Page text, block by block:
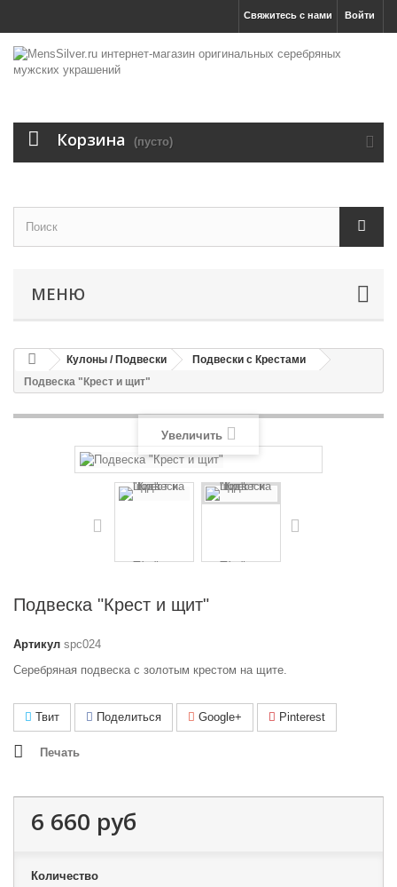
Войти
Свяжитесь с нами
Корзина (пусто)
МЕНЮ
Кулоны / Подвески
Подвески с Крестами
Подвеска "Крест и щит"
Увеличить
Подвеска "Крест и щит"
Артикул spc024
Серебряная подвеска с золотым крестом на щите.
Твит Поделиться Google+ Pinterest
Печать
6 660 руб
Количество